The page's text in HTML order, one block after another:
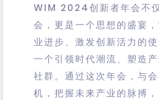
WIM 2024创新者年会不
会，更是一个思想的盛宴
业进步、激发创新活力的
一个引领时代潮流、塑造
社群。 通过这次年会，与
机，把握未来产业的脉搏